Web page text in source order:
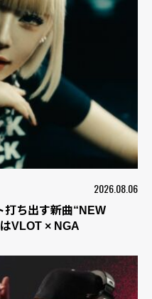
2026.08.06
打ち出す新曲“NEW
VLOT × NGA